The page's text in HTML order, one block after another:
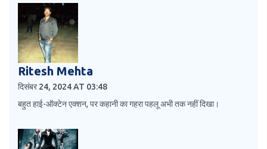
Ritesh Mehta
दिसंबर 24, 2024 AT 03:48
बहुत हाई-ऑक्टेन एक्शन, पर कहानी का गहरा पहलू अभी तक नहीं दिखा।